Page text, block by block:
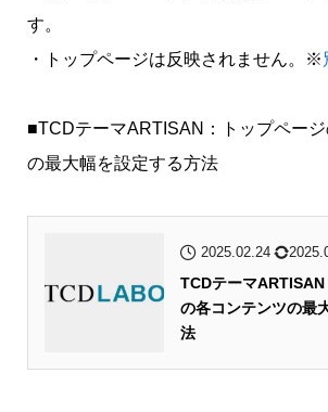
す。
・トップページは反映されません。※
■TCDテーマARTISAN：トップペー
の最大幅を設定する方法
2025.02.24
TCDテーマ
の各コンテンツの最
法